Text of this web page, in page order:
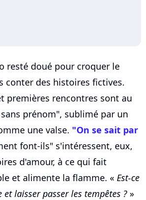
resté doué pour croquer le
conter des histoires fictives.
premières rencontres sont au
prénom", sublimé par un
une valse. "On se sait par
font-ils" s'intéressent, eux,
d'amour, à ce qui fait
et alimente la flamme. « Est-ce
laisser passer les tempêtes ?»